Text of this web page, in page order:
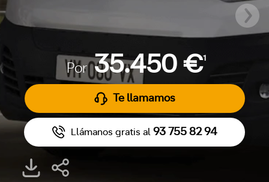
Por35.450 €1
Te llamamos
Llámanos gratis al 93 755 82 94